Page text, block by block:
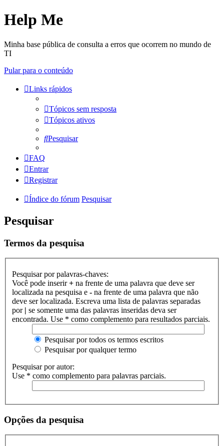
Help Me
Minha base pública de consulta a erros que ocorrem no mundo de
TI
Pular para o conteúdo
Links rápidos
Tópicos sem resposta
Tópicos ativos
Pesquisar
FAQ
Entrar
Registrar
Índice do fórum Pesquisar
Pesquisar
Termos da pesquisa
Pesquisar por palavras-chaves:
Você pode inserir+ na frente de uma palavra que deve ser
localizada na pesquisa e - na frente de uma palavra que não
deve ser localizada. Escreva uma lista de palavras separadas
por | se somente uma das palavras inseridas deva ser
encontrada. Use * como complemento para resultados parciais.
Pesquisar por todos os termos escritos
Pesquisar por qualquer termo
Pesquisar por autor:
Use * como complemento para palavras parciais.
Opções da pesquisa